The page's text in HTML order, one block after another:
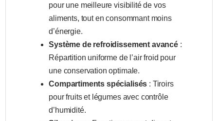
pour une meilleure visibilité de vos
aliments, tout en consommant moins
d’énergie.
Système de refroidissement avancé:
Répartition uniforme de l’air froid pour
une conservation optimale.
Compartiments spécialisés : Tiroirs
pour fruits et légumes avec contrôle
d’humidité.